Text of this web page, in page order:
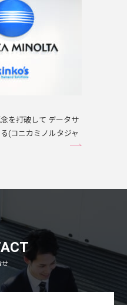
を打破して データサ
(コニカミノルタジャ
せ